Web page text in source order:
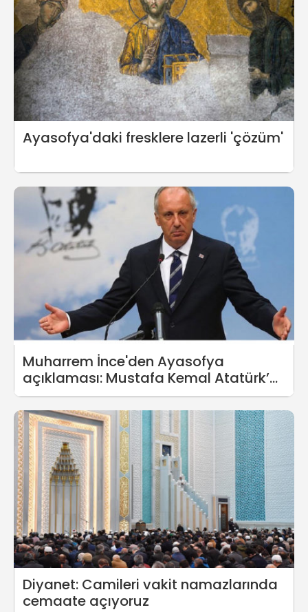
Ayasofya'daki fresklere lazerli 'çözüm'
Muharrem İnce'den Ayasofya
açıklaması: Mustafa Kemal Atatürk’e
dua etmek boynumuzun borcu
Diyanet: Camileri vakit namazlarında
cemaate açıyoruz